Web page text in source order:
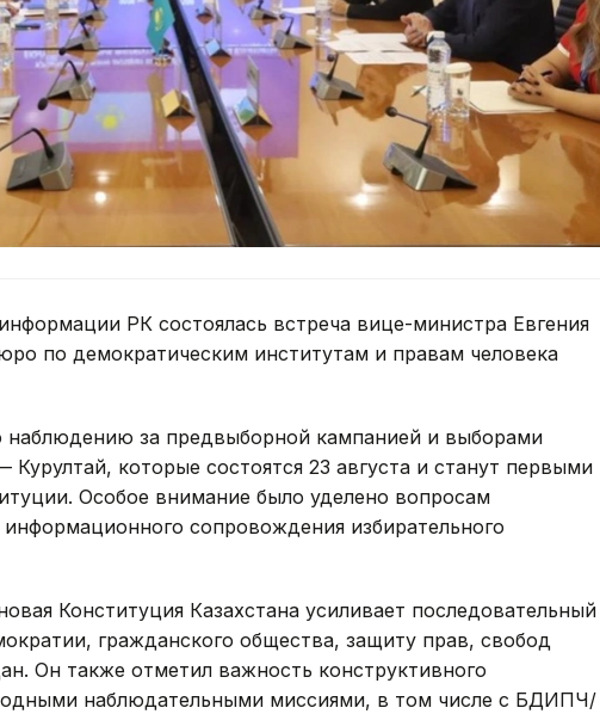
РК состоялась встреча вице-министра Евгения
по демократическим институтам и правам человека
наблюдению за предвыборной кампанией и выборами
которые состоятся 23 августа и станут первыми
Особое внимание было уделено вопросам
сопровождения избирательного
Конституция Казахстана усиливает последовательный
гражданского общества, защиту прав, свобод
Он также отметил важность конструктивного
наблюдательными миссиями, в том числе с БДИПЧ/